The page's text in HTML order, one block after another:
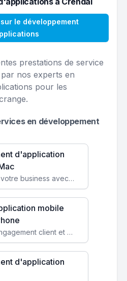
le développement
prestations de service
nos experts en
pour les
en développement
d'application
Faites évoluer votre business avec des solutions logicielles personnalisées, parfaitement adaptées à vos besoins spécifiques.
mobile
Augmentez l’engagement client et simplifiez vos processus avec une application mobile sur mesure, disponible sur iOS et Android.
d'application